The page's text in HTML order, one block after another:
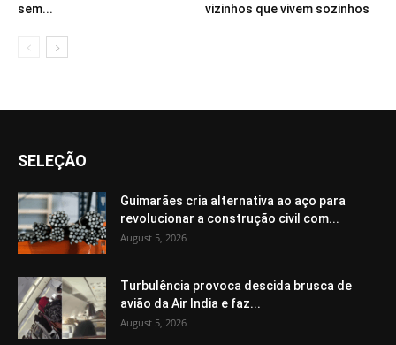
sem...
vizinhos que vivem sozinhos
SELEÇÃO
Guimarães cria alternativa ao aço para
revolucionar a construção civil com...
August 5, 2026
Turbulência provoca descida brusca de
avião da Air India e faz...
August 5, 2026